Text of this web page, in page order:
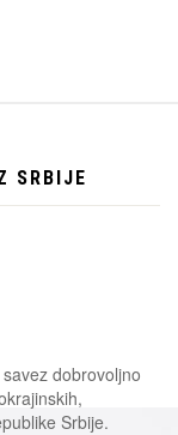
SRBIJE
dobrovoljno
Srbije.